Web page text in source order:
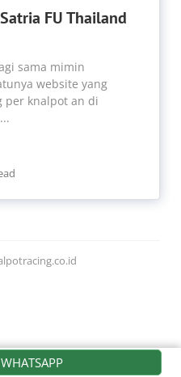
FU Thailand
sama mimin
website yang
per knalpot an di